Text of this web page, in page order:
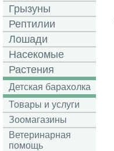
Грызуны
Рептилии
Лошади
Насекомые
Растения
Детская барахолка
Товары и услуги
Зоомагазины
Ветеринарная
помощь